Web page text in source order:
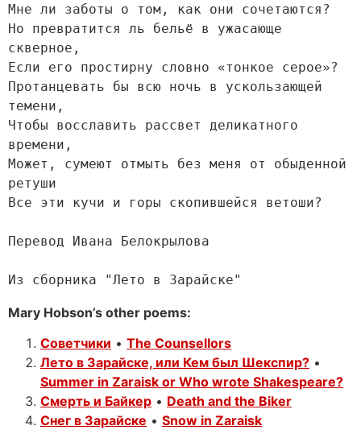
Мне ли заботы о том, как они сочетаются?
Но превратится ль бельё в ужасающе
скверное,
Если его простирну словно «тонкое серое»?
Протанцевать бы всю ночь в ускользающей
темени,
Чтобы восславить рассвет деликатного
времени,
Может, сумеют отмыть без меня от обыденной
ретуши
Все эти кучи и горы скопившейся ветоши?
Перевод Ивана Белокрылова
Из сборника "Лето в Зарайске"
Mary Hobson’s other poems:
Советчики • The Counsellors
Лето в Зарайске, или Кем был Шекспир? •
Summer in Zaraisk or Who wrote Shakespeare?
Смерть и Байкер • Death and the Biker
Снег в Зарайске • Snow in Zaraisk